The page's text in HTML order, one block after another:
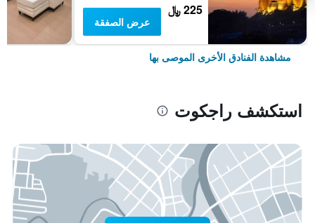
225 ﷼
عرض الصفقة
مشاهدة الفنادق الأخرى الموصى بها
استكشف راجكوت